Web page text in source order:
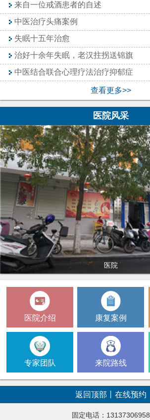
来自一位戒酒患者的自述
中医治疗头痛案例
失眠十五年治愈
治好十余年失眠，老汉拄拐送锦旗
中医结合联合心理疗法治疗抑郁症
查看更多>>
医院风采
医院
医院介绍 康复案例
专家团队 来院路线
返回顶部 在线预约
固定电话：13137306958